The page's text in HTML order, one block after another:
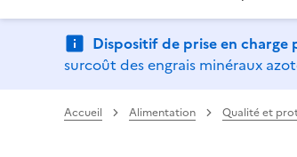
Dispositif de prise en charge
surcoût des engrais minéraux
Accueil Alimentation Qualité et